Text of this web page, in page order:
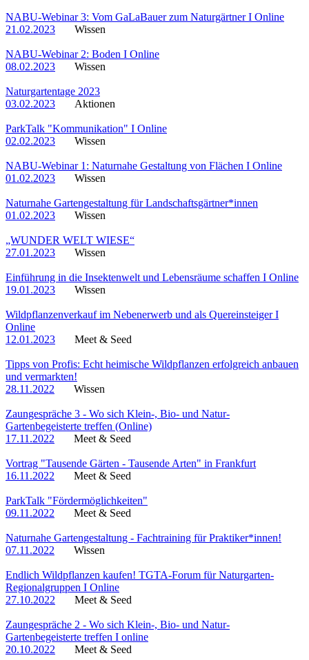
NABU-Webinar 3: Vom GaLaBauer zum Naturgärtner I Online
21.02.2023
Wissen
NABU-Webinar 2: Boden I Online
08.02.2023
Wissen
Naturgartentage 2023
03.02.2023
Aktionen
ParkTalk "Kommunikation" I Online
02.02.2023
Wissen
NABU-Webinar 1: Naturnahe Gestaltung von Flächen I Online
01.02.2023
Wissen
Naturnahe Gartengestaltung für Landschaftsgärtner*innen
01.02.2023
Wissen
„WUNDER WELT WIESE“
27.01.2023
Wissen
Einführung in die Insektenwelt und Lebensräume schaffen I Online
19.01.2023
Wissen
Wildpflanzenverkauf im Nebenerwerb und als Quereinsteiger I
Online
12.01.2023
Meet & Seed
Tipps von Profis: Echt heimische Wildpflanzen erfolgreich anbauen
und vermarkten!
28.11.2022
Wissen
Zaungespräche 3 - Wo sich Klein-, Bio- und Natur-
Gartenbegeisterte treffen (Online)
17.11.2022
Meet & Seed
Vortrag "Tausende Gärten - Tausende Arten" in Frankfurt
16.11.2022
Meet & Seed
ParkTalk "Fördermöglichkeiten"
09.11.2022
Meet & Seed
Naturnahe Gartengestaltung - Fachtraining für Praktiker*innen!
07.11.2022
Wissen
Endlich Wildpflanzen kaufen! TGTA-Forum für Naturgarten-
Regionalgruppen I Online
27.10.2022
Meet & Seed
Zaungespräche 2 - Wo sich Klein-, Bio- und Natur-
Gartenbegeisterte treffen I online
20.10.2022
Meet & Seed